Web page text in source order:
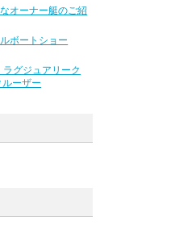
オーナー艇のご紹
ボートショー
グジュアリーク
ーザー